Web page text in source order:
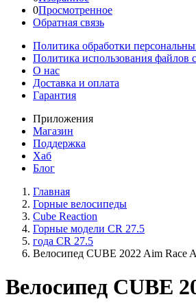
0Просмотренное
Обратная связь
Политика обработки
Политика использования файлов
О нас
Доставка и оплата
Гарантия
Приложения
Магазин
Поддержка
Хаб
Блог
Главная
Горные велосипеды
Cube Reaction
Горные модели CR 27.5
года CR 27.5
Велосипед CUBE 2022 Aim Race
Велосипед CUBE